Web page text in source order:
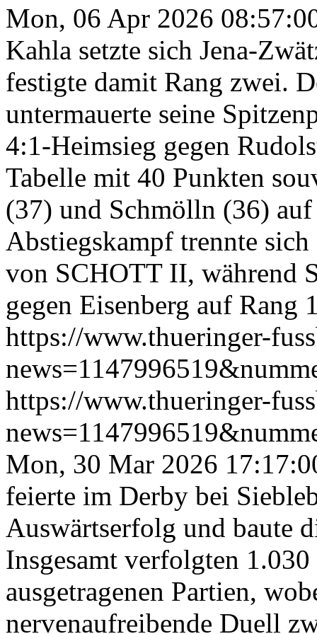
Mon, 06 Apr 2026
Kahla setzte sich Jena-
festigte damit Rang zwei.
untermauerte seine
4:1-Heimsieg gegen
Tabelle mit 40 Punkten
(37) und Schmölln (36)
Abstiegskampf trennte
von SCHOTT II, während
gegen Eisenberg auf Rang
https://www.thueringer-
https://www.thueringer-
Mon, 30 Mar 2026
feierte im Derby bei
Auswärts­erfolg und baute
Insgesamt verfolgten
ausgetragenen Partien,
nervenaufreibende Duell